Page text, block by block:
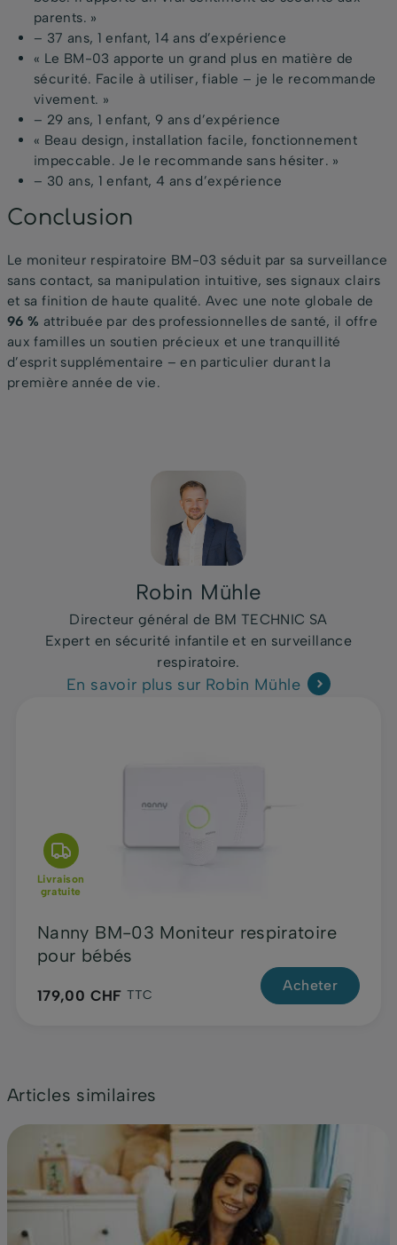
parents. »
– 37 ans, 1 enfant, 14 ans d’expérience
« Le BM-03 apporte un grand plus en matière de
sécurité. Facile à utiliser, fiable – je le recommande
vivement. »
– 29 ans, 1 enfant, 9 ans d’expérience
« Beau design, installation facile, fonctionnement
impeccable. Je le recommande sans hésiter. »
– 30 ans, 1 enfant, 4 ans d’expérience
Conclusion
Le moniteur respiratoire BM-03 séduit par sa surveillance
sans contact, sa manipulation intuitive, ses signaux clairs
et sa finition de haute qualité. Avec une note globale de
96 % attribuée par des professionnelles de santé, il offre
aux familles un soutien précieux et une tranquillité
d’esprit supplémentaire – en particulier durant la
première année de vie.
Robin Mühle
Directeur général de BM TECHNIC SA
Expert en sécurité infantile et en surveillance
respiratoire.
En savoir plus sur Robin Mühle
Livraison
gratuite
Nanny BM-03 Moniteur respiratoire
pour bébés
179,00 CHF TTC
Acheter
Articles similaires